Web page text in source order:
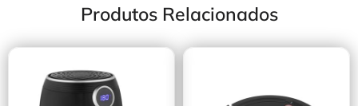
Produtos Relacionados